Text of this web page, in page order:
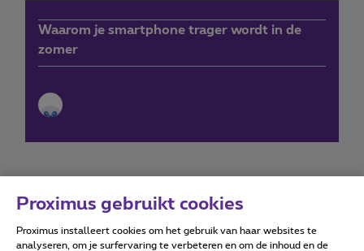
Waarom je smartphone trager wordt in de
zomer
Forumvoorwaarden Accessibility statement
Proximus gebruikt cookies
Proximus installeert cookies om het gebruik van haar websites te
analyseren, om je surfervaring te verbeteren en om de inhoud en de